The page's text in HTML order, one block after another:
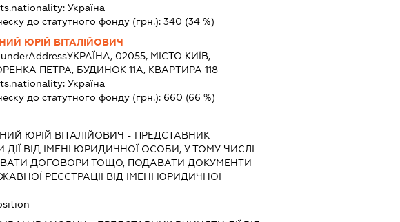
Україна
до статутного фонду (грн.): 340 (34 %)
ЮРІЙ ВІТАЛІЙОВИЧ
УКРАЇНА, 02055, МІСТО КИЇВ,
ПЕТРА, БУДИНОК 11А, КВАРТИРА 118
Україна
до статутного фонду (грн.): 660 (66 %)
ЮРІЙ ВІТАЛІЙОВИЧ - ПРЕДСТАВНИК
ДІЇ ВІД ІМЕНІ ЮРИДИЧНОЇ ОСОБИ, У ТОМУ ЧИСЛІ
ДОГОВОРИ ТОЩО, ПОДАВАТИ ДОКУМЕНТИ
РЕЄСТРАЦІЇ ВІД ІМЕНІ ЮРИДИЧНОЇ
-